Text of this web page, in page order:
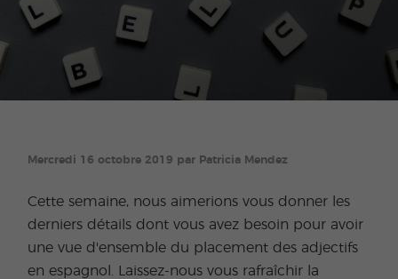
Mercredi 16 octobre 2019 par Patricia Mendez
Cette semaine, nous aimerions vous donner les
derniers détails dont vous avez besoin pour avoir
une vue d'ensemble du placement des adjectifs
en espagnol. Laissez-nous vous rafraîchir la